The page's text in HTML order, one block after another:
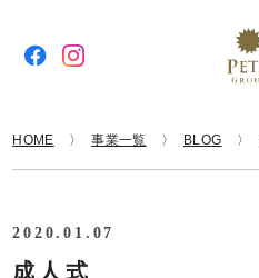
HOME 事業一覧 BLOG
2020.01.07
成人式